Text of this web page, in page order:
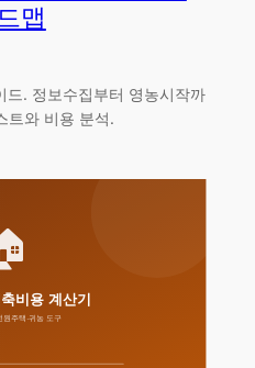
맵
. 정보수집부터 영농시작까
트와 비용 분석.